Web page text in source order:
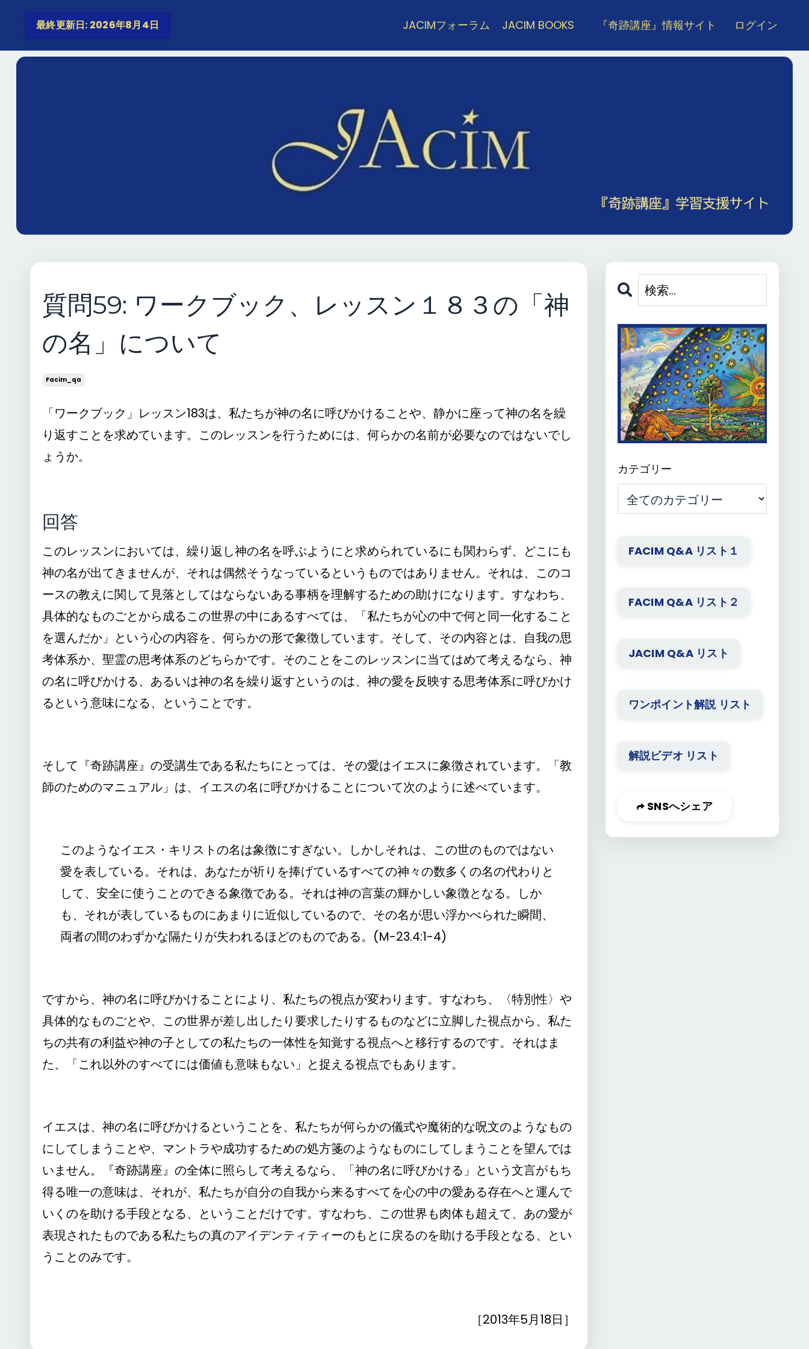
最終更新日: 2026年8月4日 JACIMフォーラム JACIM BOOKS 『奇跡講座』情報サイト ログイン
質問59: ワークブック、レッスン１８３の「神
の名」について
Facim_qa
「ワークブック」レッスン183は、私たちが神の名に呼びかけることや、静かに座って神の名を繰
り返すことを求めています。このレッスンを行うためには、何らかの名前が必要なのではないでし
ょうか。
回答
このレッスンにおいては、繰り返し神の名を呼ぶようにと求められているにも関わらず、どこにも
神の名が出てきませんが、それは偶然そうなっているというものではありません。それは、このコ
ースの教えに関して見落としてはならないある事柄を理解するための助けになります。すなわち、
具体的なものごとから成るこの世界の中にあるすべては、「私たちが心の中で何と同一化すること
を選んだか」という心の内容を、何らかの形で象徴しています。そして、その内容とは、自我の思
考体系か、聖霊の思考体系のどちらかです。そのことをこのレッスンに当てはめて考えるなら、神
の名に呼びかける、あるいは神の名を繰り返すというのは、神の愛を反映する思考体系に呼びかけ
るという意味になる、ということです。
そして『奇跡講座』の受講生である私たちにとっては、その愛はイエスに象徴されています。「教
師のためのマニュアル」は、イエスの名に呼びかけることについて次のように述べています。
このようなイエス・キリストの名は象徴にすぎない。しかしそれは、この世のものではない
愛を表している。それは、あなたが祈りを捧げているすべての神々の数多くの名の代わりと
して、安全に使うことのできる象徴である。それは神の言葉の輝かしい象徴となる。しか
も、それが表しているものにあまりに近似しているので、その名が思い浮かべられた瞬間、
両者の間のわずかな隔たりが失われるほどのものである。(M-23.4:1-4)
ですから、神の名に呼びかけることにより、私たちの視点が変わります。すなわち、〈特別性〉や
具体的なものごとや、この世界が差し出したり要求したりするものなどに立脚した視点から、私た
ちの共有の利益や神の子としての私たちの一体性を知覚する視点へと移行するのです。それはま
た、「これ以外のすべてには価値も意味もない」と捉える視点でもあります。
イエスは、神の名に呼びかけるということを、私たちが何らかの儀式や魔術的な呪文のようなもの
にしてしまうことや、マントラや成功するための処方箋のようなものにしてしまうことを望んでは
いません。『奇跡講座』の全体に照らして考えるなら、「神の名に呼びかける」という文言がもち
得る唯一の意味は、それが、私たちが自分の自我から来るすべてを心の中の愛ある存在へと運んで
いくのを助ける手段となる、ということだけです。すなわち、この世界も肉体も超えて、あの愛が
表現されたものである私たちの真のアイデンティティーのもとに戻るのを助ける手段となる、とい
うことのみです。
［2013年5月18日］
カテゴリー
FACIM Q&A リスト１
FACIM Q&A リスト２
JACIM Q&A リスト
ワンポイント解説 リスト
解説ビデオ リスト
SNSへシェア